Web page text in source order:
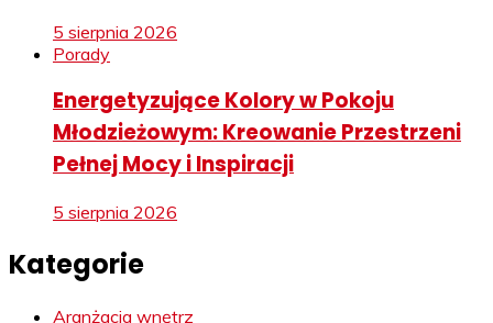
5 sierpnia 2026
Porady
Energetyzujące Kolory w Pokoju
Młodzieżowym: Kreowanie Przestrzeni
Pełnej Mocy i Inspiracji
5 sierpnia 2026
Kategorie
Aranżacja wnętrz